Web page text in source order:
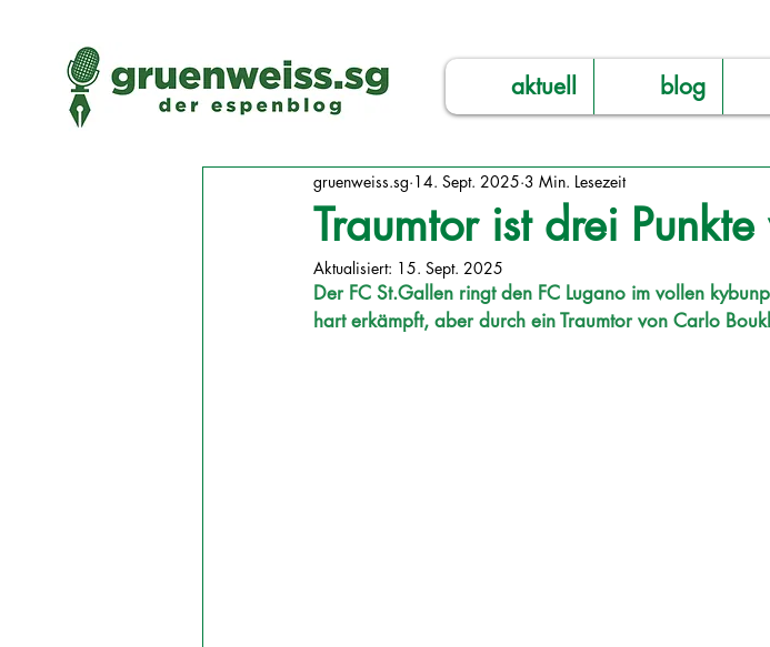
aktuell blog
Traumtor ist drei
gruenweiss.sg 14. Sept. 2025 3 Min. Lesezeit
Aktualisiert: 15. Sept. 2025
Der FC St.Gallen ringt den FC Lugano im vollen
hart erkämpft, aber durch ein Traumtor von Carlo